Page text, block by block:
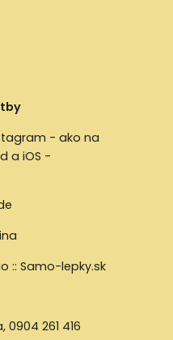
,0904 261 416